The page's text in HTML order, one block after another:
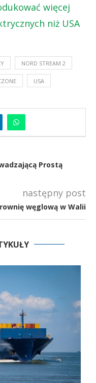
więcej
niż USA
NORD STREAM 2
USA
Prostą
następny post
węglową w Walii